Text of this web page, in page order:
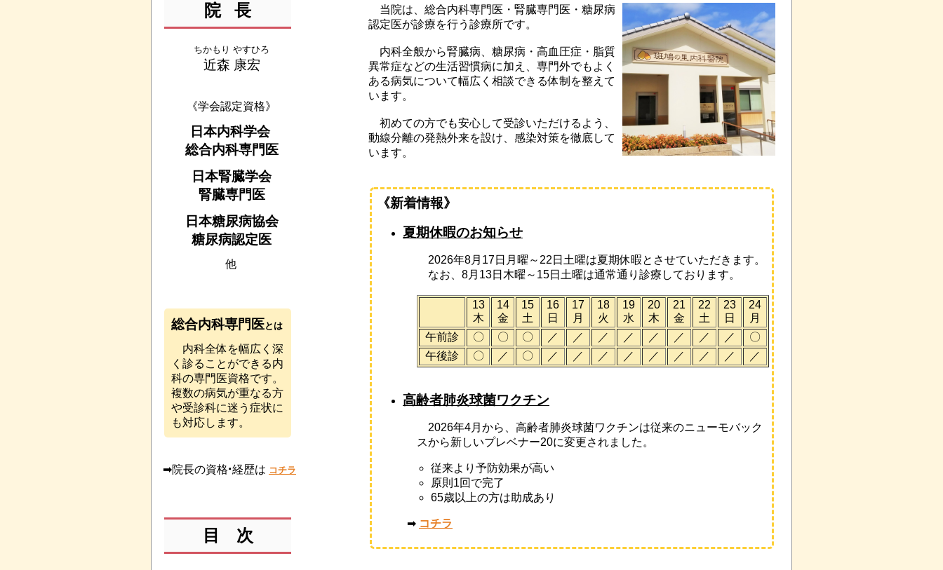
当院は、 総合内科専門医・腎臓専門医・糖尿病
認定医が診療を行う診療所です。
内科全般から腎臓病、糖尿病・高血圧症・脂質
異常症などの生活習慣病に加え、専門外でもよく
ある病気について幅広く相談できる体制を整えて
います。
初めての方でも安心して受診いただけるよう、
動線分離の発熱外来を設け、感染対策を徹底して
います。
《新着情報》
夏期休暇のお知らせ
2026年8月17日月曜～22日土曜は夏期休暇とさせていただきます。
なお、8月13日木曜～15日土曜は通常通り診療しております。
13
木
14
金
15
土
16
日
17
月
18
火
19
水
20
木
21
金
22
土
23
日
24
月
午前診
〇 〇 〇 ／ ／ ／ ／ ／ ／ ／ ／
〇
午後診
〇 ／ 〇 ／ ／ ／ ／ ／ ／ ／ ／ ／
高齢者肺炎球菌ワクチン
2026年4月から、高齢者肺炎球菌ワクチンは従来のニューモバック
スから新しいプレベナー20に変更されました。
従来より予防効果が高い
原則1回で完了
65歳以上の方は助成あり
➡ コチラ
院 長
ちかもり やすひろ
近森 康宏
《学会認定資格》
日本内科学会
総合内科専門医
日本腎臓学会
腎臓専門医
日本糖尿病協会
糖尿病認定医
他
総合内科専門医とは
内科全体を幅広く深
く診ることができる内
科の専門医資格です。
複数の病気が重なる方
や受診科に迷う症状に
も対応します。
➡院長の資格·経歴は コチラ
目 次